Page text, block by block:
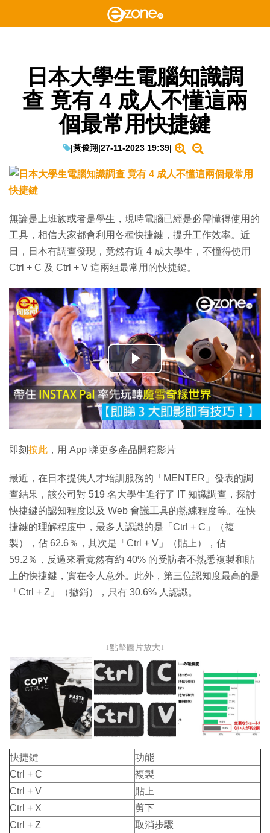
日本大學生電腦知識調
查 竟有 4 成人不懂這兩
個最常用快捷鍵
|黃俊翔|27-11-2023 19:39|
無論是上班族或者是學生，現時電腦已經是必需懂得使用的
工具，相信大家都會利用各種快捷鍵，提升工作效率。近
日，日本有調查發現，竟然有近 4 成大學生，不憧得使用
Ctrl + C 及 Ctrl + V 這兩組最常用的快捷鍵。
播
放
影
片
即刻 按此 ，用 App 睇更多產品開箱影片
最近，在日本提供人才培訓服務的「MENTER」發表的調
查結果，該公司對 519 名大學生進行了 IT 知識調查，探討
快捷鍵的認知程度以及 Web 會議工具的熟練程度等。在快
捷鍵的理解程度中，最多人認識的是「Ctrl + C」（複
製），佔 62.6％，其次是「Ctrl + V」（貼上），佔
59.2％，反過來看竟然有約 40% 的受訪者不熟悉複製和貼
上的快捷鍵，實在令人意外。此外，第三位認知度最高的是
「Ctrl + Z」（撤銷），只有 30.6% 人認識。
↓點擊圖片放大↓
快捷鍵
功能
Ctrl + C
複製
Ctrl + V
貼上
Ctrl + X
剪下
Ctrl + Z
取消步驟